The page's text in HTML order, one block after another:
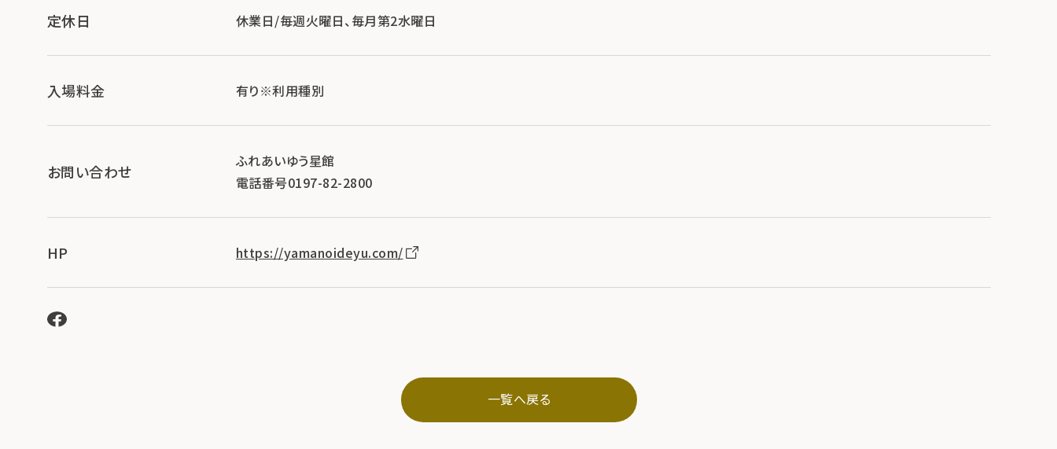
定休日 休業日/毎週火曜日、毎月第2水曜日
入場料金 有り※利用種別
お問い合わせ
ふれあいゆう星館
電話番号0197-82-2800
HP https://yamanoideyu.com/
一覧へ戻る